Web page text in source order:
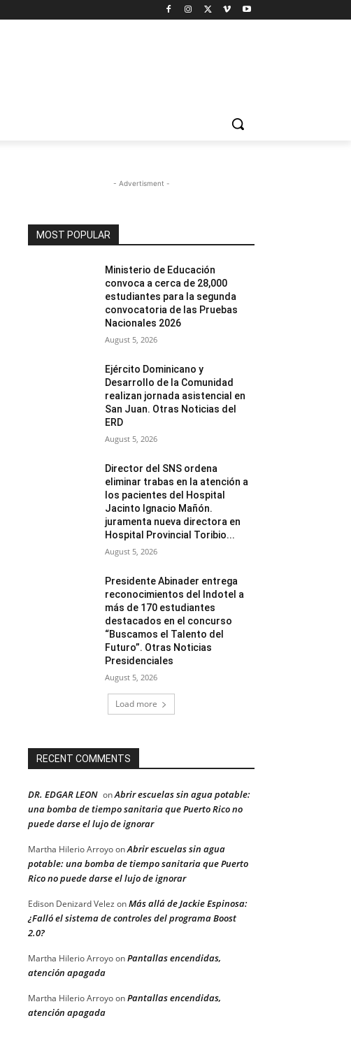
- Advertisment -
MOST POPULAR
Ministerio de Educación
convoca a cerca de 28,000
estudiantes para la segunda
convocatoria de las Pruebas
Nacionales 2026
August 5, 2026
Ejército Dominicano y
Desarrollo de la Comunidad
realizan jornada asistencial en
San Juan. Otras Noticias del
ERD
August 5, 2026
Director del SNS ordena
eliminar trabas en la atención a
los pacientes del Hospital
Jacinto Ignacio Mañón.
juramenta nueva directora en
Hospital Provincial Toribio...
August 5, 2026
Presidente Abinader entrega
reconocimientos del Indotel a
más de 170 estudiantes
destacados en el concurso
“Buscamos el Talento del
Futuro”. Otras Noticias
Presidenciales
August 5, 2026
Load more
RECENT COMMENTS
DR. EDGAR LEON onAbrir escuelas sin agua potable:
una bomba de tiempo sanitaria que Puerto Rico no
puede darse el lujo de ignorar
Martha Hilerio ArroyoonAbrir escuelas sin agua
potable: una bomba de tiempo sanitaria que Puerto
Rico no puede darse el lujo de ignorar
Edison Denizard Velez onMás allá de Jackie Espinosa:
¿Falló el sistema de controles del programa Boost
2.0?
Martha Hilerio ArroyoonPantallas encendidas,
atención apagada
Martha Hilerio ArroyoonPantallas encendidas,
atención apagada